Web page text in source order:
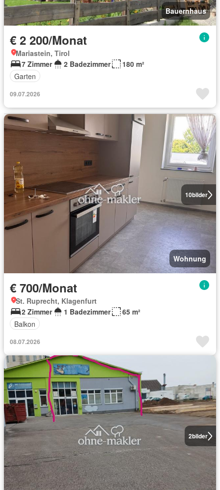
Bauernhaus
€ 2 200/Monat
Mariastein, Tirol
7 Zimmer
2 Badezimmer
180 m²
Garten
09.07.2026
10bilder
Wohnung
€ 700/Monat
St. Ruprecht, Klagenfurt
2 Zimmer
1 Badezimmer
65 m²
Balkon
08.07.2026
2bilder